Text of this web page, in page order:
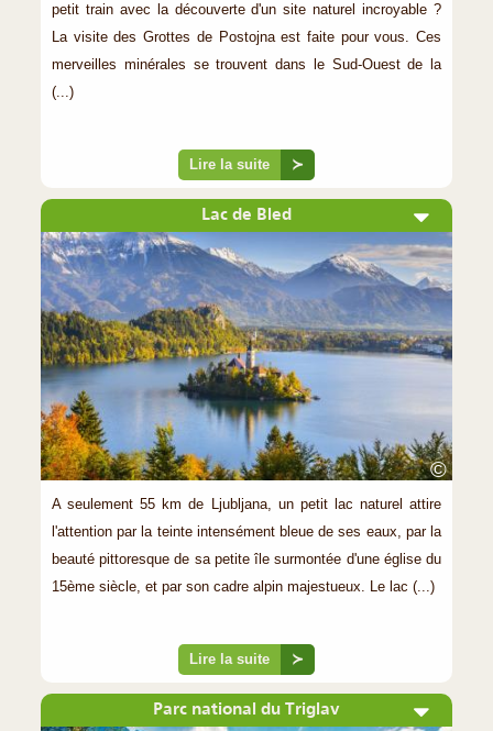
petit train avec la découverte d'un site naturel incroyable ?
La visite des Grottes de Postojna est faite pour vous. Ces
merveilles minérales se trouvent dans le Sud-Ouest de la
(...)
Lire la suite ≻
Lac de Bled
©
A seulement 55 km de Ljubljana, un petit lac naturel attire
l'attention par la teinte intensément bleue de ses eaux, par la
beauté pittoresque de sa petite île surmontée d'une église du
15ème siècle, et par son cadre alpin majestueux. Le lac (...)
Lire la suite ≻
Parc national du Triglav